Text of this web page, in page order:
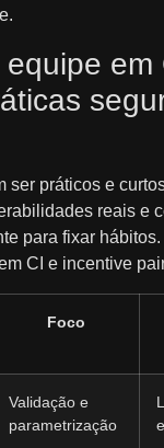
em
ser práticos e
reais e
para fixar
CI e incentive
Foco
Validação e
parametrização